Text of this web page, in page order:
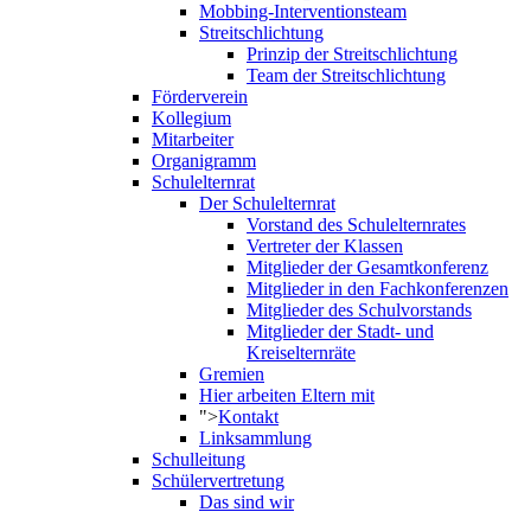
Mobbing-Interventionsteam
Streitschlichtung
Prinzip der Streitschlichtung
Team der Streitschlichtung
Förderverein
Kollegium
Mitarbeiter
Organigramm
Schulelternrat
Der Schulelternrat
Vorstand des Schulelternrates
Vertreter der Klassen
Mitglieder der Gesamtkonferenz
Mitglieder in den Fachkonferenzen
Mitglieder des Schulvorstands
Mitglieder der Stadt- und
Kreiselternräte
Gremien
Hier arbeiten Eltern mit
">Kontakt
Linksammlung
Schulleitung
Schülervertretung
Das sind wir